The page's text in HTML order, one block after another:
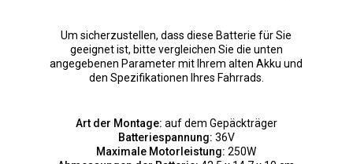
Um sicherzustellen, dass diese Batterie für Sie
geeignet ist, bitte vergleichen Sie die unten
angegebenen Parameter mit Ihrem alten Akku und
den Spezifikationen Ihres Fahrrads.
Art der Montage: auf dem Gepäckträger
Batteriespannung: 36V
Maximale Motorleistung: 250W